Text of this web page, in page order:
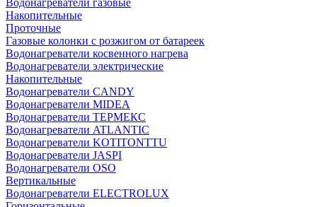
Накопительные
Проточные
Газовые колонки с розжигом от батареек
Водонагреватели косвенного нагрева
Водонагреватели электрические
Накопительные
Водонагреватели CANDY
Водонагреватели MIDEA
Водонагреватели ТЕРМЕКС
Водонагреватели ATLANTIC
Водонагреватели KOTITONTTU
Водонагреватели JASPI
Водонагреватели OSO
Вертикальные
Водонагреватели ELECTROLUX